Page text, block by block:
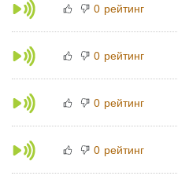
0 рейтинг
0 рейтинг
0 рейтинг
0 рейтинг